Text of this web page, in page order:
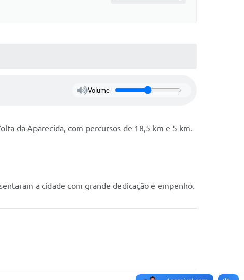
Volume
da Aparecida, com percursos de 18,5 km e 5 km.
a cidade com grande dedicação e empenho.